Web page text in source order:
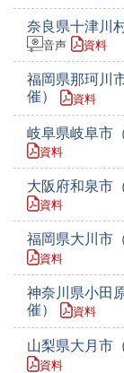
奈良県十津川
音声 資料
福岡県那珂川
催）
資料
岐阜県岐阜市
資料
大阪府和泉市
資料
福岡県大川市
資料
神奈川県小田
催）
資料
山梨県大月市
資料